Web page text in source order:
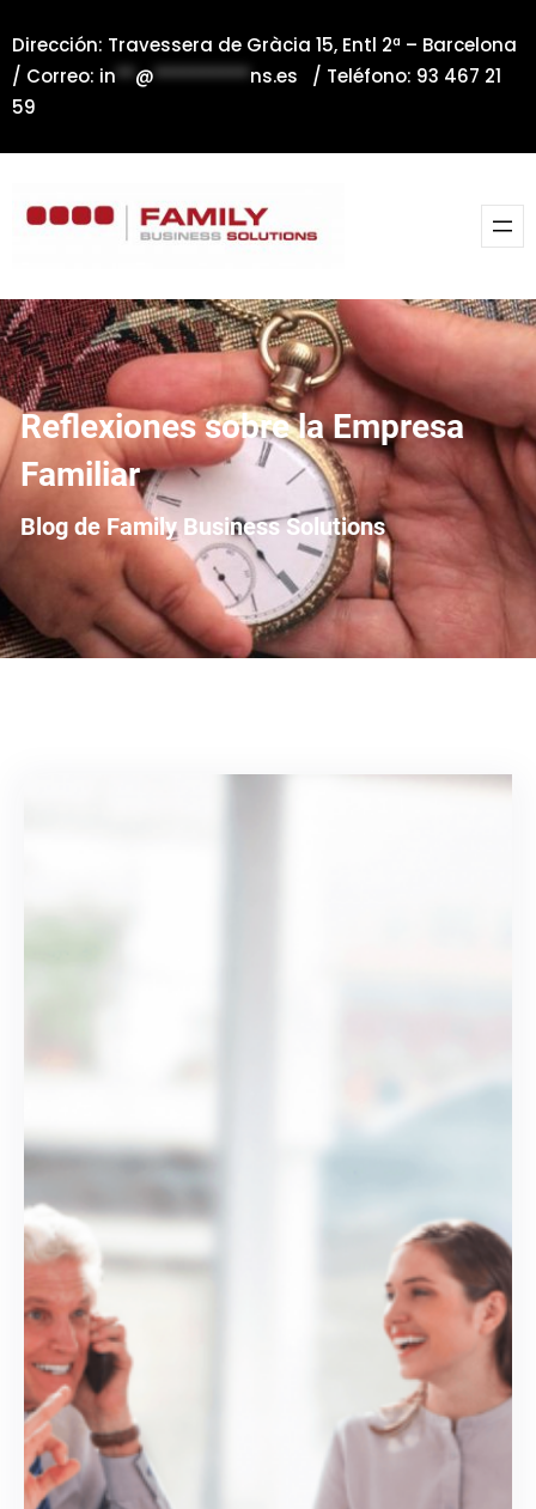
al
contenido
Dirección: Travessera de Gràcia 15, Entl 2ª – Barcelona
/ Correo: in**@**********ns.es / Teléfono: 93 467 21
59
Reflexiones sobre la Empresa
Familiar
Blog de Family Business Solutions